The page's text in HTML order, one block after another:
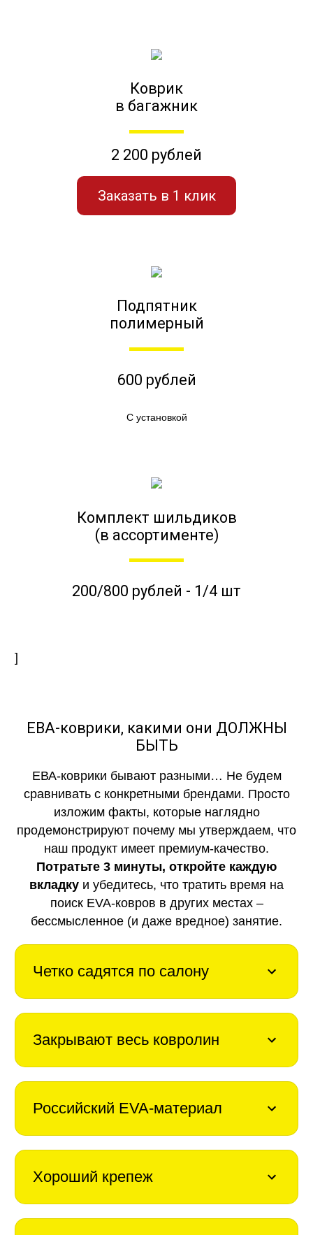
Коврик
в багажник
2 200 рублей
Заказать в 1 клик
Подпятник
полимерный
600 рублей
С установкой
Комплект шильдиков
(в ассортименте)
200/800 рублей - 1/4 шт
]
ЕВА-коврики, какими они ДОЛЖНЫ
БЫТЬ
ЕВА-коврики бывают разными… Не будем
сравнивать с конкретными брендами. Просто
изложим факты, которые наглядно
продемонстрируют почему мы утверждаем, что
наш продукт имеет премиум-качество.
Потратьте 3 минуты, откройте каждую
вкладку и убедитесь, что тратить время на
поиск EVA-ковров в других местах –
бессмысленное (и даже вредное) занятие.
Четко садятся по салону
Закрывают весь ковролин
Российский EVA-материал
Хороший крепеж